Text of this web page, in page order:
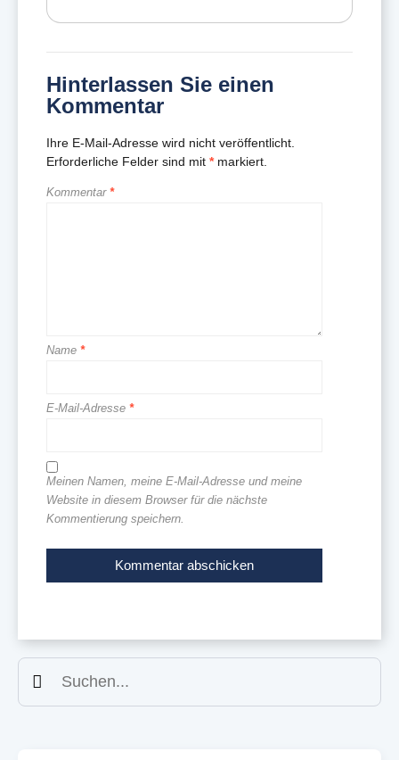
Hinterlassen Sie einen
Kommentar
Ihre E-Mail-Adresse wird nicht veröffentlicht.
Erforderliche Felder sind mit *markiert.
Kommentar *
Name *
E-Mail-Adresse *
Meinen Namen, meine E-Mail-Adresse und meine
Website in diesem Browser für die nächste
Kommentierung speichern.
Suchen